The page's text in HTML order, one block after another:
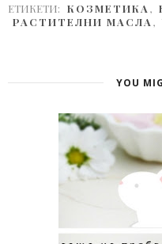
ЕТИКЕТИ: КОЗМЕТИКА ,
РАСТИТЕЛНИ МАСЛА ,
YOU